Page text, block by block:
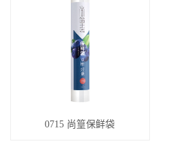
0715 尚篁保鲜袋